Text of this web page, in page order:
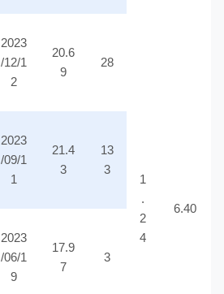
2023
/12/1
2
20.6
9
28
1
.
2
4
6.40
2023
/09/1
1
21.4
3
13
3
2023
/06/1
9
17.9
7
3